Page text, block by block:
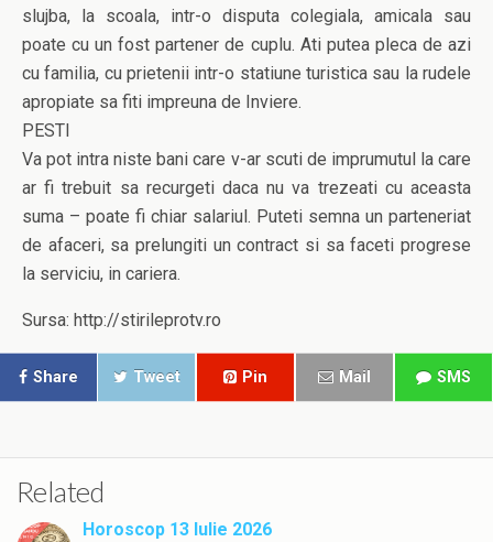
slujba, la scoala, intr-o disputa colegiala, amicala sau
poate cu un fost partener de cuplu. Ati putea pleca de azi
cu familia, cu prietenii intr-o statiune turistica sau la rudele
apropiate sa fiti impreuna de Inviere.
PESTI
Va pot intra niste bani care v-ar scuti de imprumutul la care
ar fi trebuit sa recurgeti daca nu va trezeati cu aceasta
suma – poate fi chiar salariul. Puteti semna un parteneriat
de afaceri, sa prelungiti un contract si sa faceti progrese
la serviciu, in cariera.
Sursa: http://stirileprotv.ro
Share Tweet Pin Mail SMS
Related
Horoscop 13 Iulie 2026